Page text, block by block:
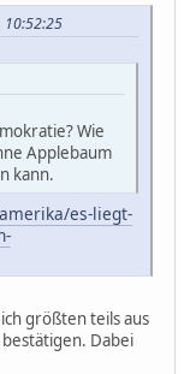
10:52:25
Wie
Applebaum
kann.
es-liegt-
größten teils aus
Dabei